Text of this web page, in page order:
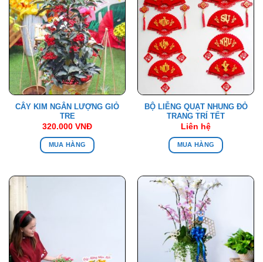
CÂY KIM NGÂN LƯỢNG GIỎ
TRE
320.000 VNĐ
MUA HÀNG
BỘ LIỄNG QUẠT NHUNG ĐỎ
TRANG TRÍ TẾT
Liên hệ
MUA HÀNG